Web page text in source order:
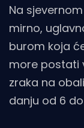
Na
mirno,
burom koja
more postati
zraka na
danju od 6 do